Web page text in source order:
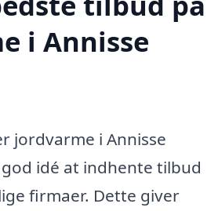
i Annisse
jordvarme i Annisse
idé at indhente tilbud
firmaer. Dette giver